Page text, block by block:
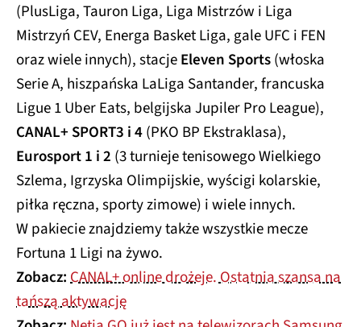
(PlusLiga, Tauron Liga, Liga Mistrzów i Liga
Mistrzyń CEV, Energa Basket Liga, gale UFC i FEN
oraz wiele innych), stacjeEleven Sports(włoska
Serie A, hiszpańska LaLiga Santander, francuska
Ligue 1 Uber Eats, belgijska Jupiler Pro League),
CANAL+ SPORT3 i 4(PKO BP Ekstraklasa),
Eurosport 1 i 2 (3 turnieje tenisowego Wielkiego
Szlema, Igrzyska Olimpijskie, wyścigi kolarskie,
piłka ręczna, sporty zimowe) i wiele innych.
W pakiecie znajdziemy także wszystkie mecze
Fortuna 1 Ligi na żywo.
Zobacz:CANAL+ online drożeje. Ostatnia szansa na
tańszą aktywację